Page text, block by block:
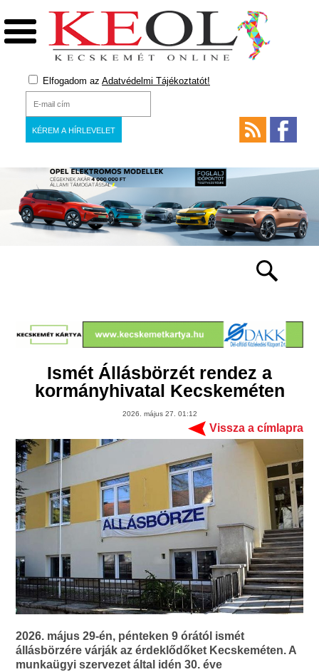
Elfogadom az Adatvédelmi Tájékoztatót!
Ismét Állásbörzét rendez a
kormányhivatal Kecskeméten
2026. május 27. 01:12
Vissza a címlapra
2026. május 29-én, pénteken 9 órától ismét
állásbörzére várják az érdeklődőket Kecskeméten. A
munkaügyi szervezet által idén 30. éve